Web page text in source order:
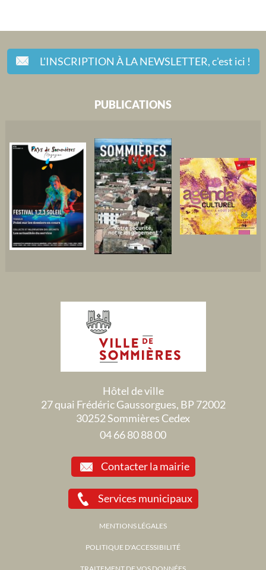
L'INSCRIPTION À LA NEWSLETTER,c'est ici !
PUBLICATIONS
Hôtel de ville
27 quai Frédéric Gaussorgues, BP 72002
30252 Sommières Cedex
04 66 80 88 00
Contacter la mairie
Services municipaux
MENTIONS LÉGALES
POLITIQUE D'ACCESSIBILITÉ
TRAITEMENT DE VOS DONNÉES